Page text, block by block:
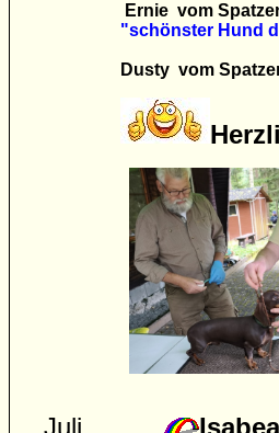
Ernie vom
"schönster Hund
Dusty vom
Juli